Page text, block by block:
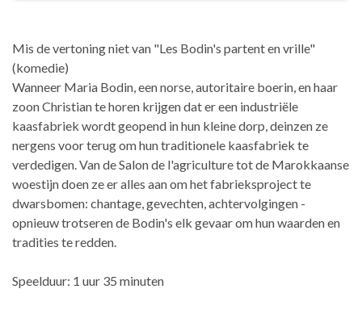
Mis de vertoning niet van "Les Bodin's partent en vrille"
(komedie)
Wanneer Maria Bodin, een norse, autoritaire boerin, en haar
zoon Christian te horen krijgen dat er een industriële
kaasfabriek wordt geopend in hun kleine dorp, deinzen ze
nergens voor terug om hun traditionele kaasfabriek te
verdedigen. Van de Salon de l'agriculture tot de Marokkaanse
woestijn doen ze er alles aan om het fabrieksproject te
dwarsbomen: chantage, gevechten, achtervolgingen -
opnieuw trotseren de Bodin's elk gevaar om hun waarden en
tradities te redden.
Speelduur: 1 uur 35 minuten